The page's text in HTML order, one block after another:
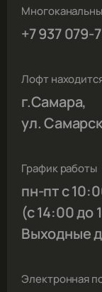
+7 937 079-
Лофт
г.Самара,
ул.
График работы
пн-пт с
(с 14:00 до
Выходные
Электронная